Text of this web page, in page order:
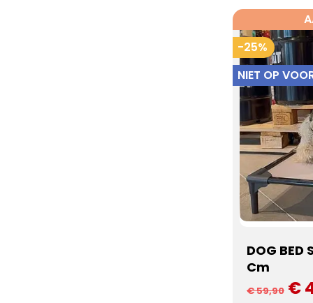
-25%
NIET OP
DOG BED
Cm
€ 59,90 €